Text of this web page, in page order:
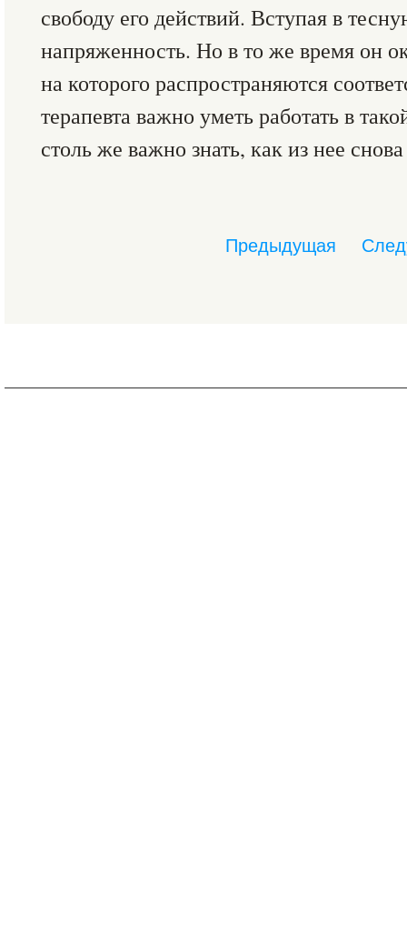
свободу его действий. Вступая в
напряженность. Но в то же время он
на которого распространяются
терапевта важно уметь работать в
столь же важно знать, как из нее
Предыдущая